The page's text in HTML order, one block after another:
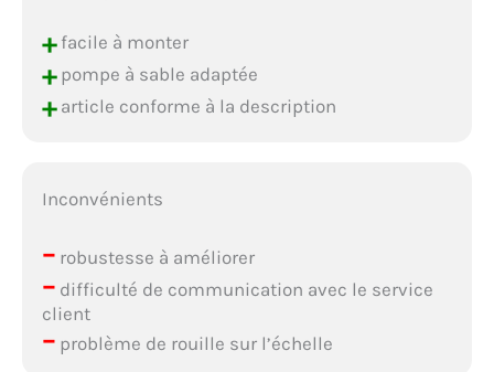
+facile à monter
+pompe à sable adaptée
+article conforme à la description
Inconvénients
–robustesse à améliorer
–difficulté de communication avec le service
client
–problème de rouille sur l’échelle